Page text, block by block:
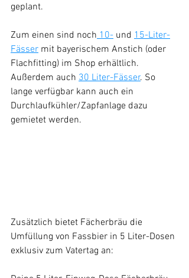
geplant.
Zum einen sind noch 10- und 15-Liter-
Fässer mit bayerischem Anstich (oder
Flachfitting) im Shop erhältlich.
Außerdem auch 30 Liter-Fässer. So
lange verfügbar kann auch ein
Durchlaufkühler/Zapfanlage dazu
gemietet werden.
Zusätzlich bietet Fächerbräu die
Umfüllung von Fassbier in 5 Liter-Dosen
exklusiv zum Vatertag an: